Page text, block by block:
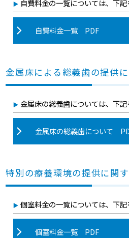
自費料金の一覧については、下記
自費料金一覧 PDF
金属床による総義歯の提供
金属床の総義歯については、下記
金属床の総義歯について
特別の療養環境の提供に関
個室料金の一覧については、下記
個室料金一覧 PDF